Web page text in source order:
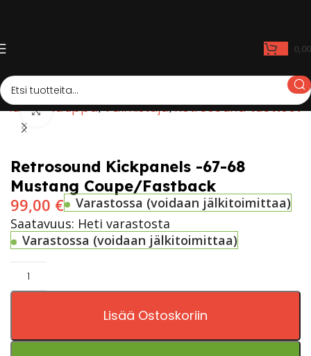
Etusivu Kauppa Valmistaja Retrosound tuotteet
Click to enlarge
Retrosound Kickpanels -67-68
Mustang Coupe/Fastback
99,00 €
Varastossa (voidaan jälkitoimittaa)
Saatavuus: Heti varastosta
Varastossa (voidaan jälkitoimittaa)
Lisää Ostoskoriin